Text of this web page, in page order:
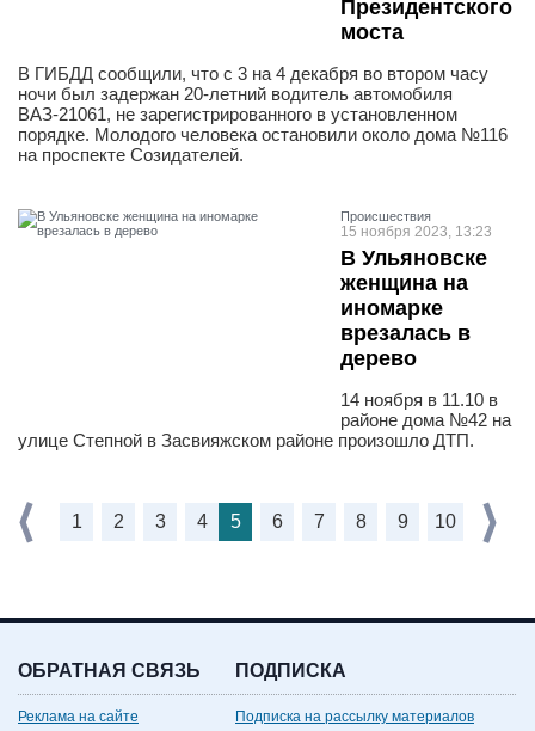
Президентского
моста
В ГИБДД сообщили, что с 3 на 4 декабря во втором часу
ночи был задержан 20-летний водитель автомобиля
ВАЗ-21061, не зарегистрированного в установленном
порядке. Молодого человека остановили около дома №116
на проспекте Созидателей.
Проиcшествия
15 ноября 2023, 13:23
В Ульяновске
женщина на
иномарке
врезалась в
дерево
14 ноября в 11.10 в
районе дома №42 на
улице Степной в Засвияжском районе произошло ДТП.
1 2 3 4 5 6 7 8 9 10
ОБРАТНАЯ СВЯЗЬ
Реклама на сайте
ПОДПИСКА
Подписка на рассылку материалов